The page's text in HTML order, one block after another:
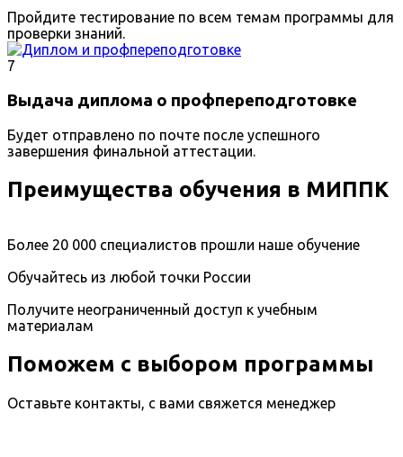
Пройдите тестирование по всем темам программы для
проверки знаний.
7
Выдача диплома о профпереподготовке
Будет отправлено по почте после успешного
завершения финальной аттестации.
Преимущества обучения в МИППК
Более 20 000 специалистов прошли наше обучение
Обучайтесь из любой точки России
Получите неограниченный доступ к учебным
материалам
Поможем с выбором программы
Оставьте контакты, с вами свяжется менеджер